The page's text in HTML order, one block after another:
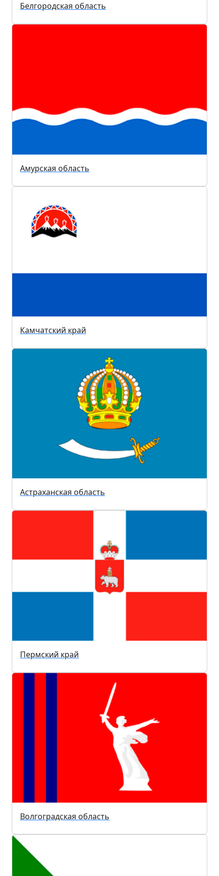
Белгородская область
Амурская область
Камчатский край
Астраханская область
Пермский край
Волгоградская область